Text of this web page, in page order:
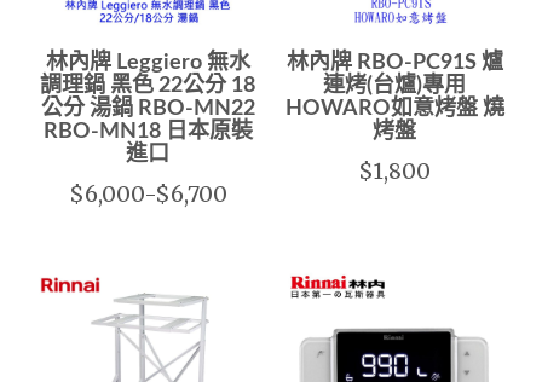
林內牌 Leggiero 無水
調理鍋 黑色 22公分 18
公分 湯鍋 RBO-MN22
RBO-MN18 日本原裝
進口
$6,000-$6,700
林內牌 RBO-PC91S 爐
連烤(台爐)專用
HOWARO如意烤盤 燒
烤盤
$1,800